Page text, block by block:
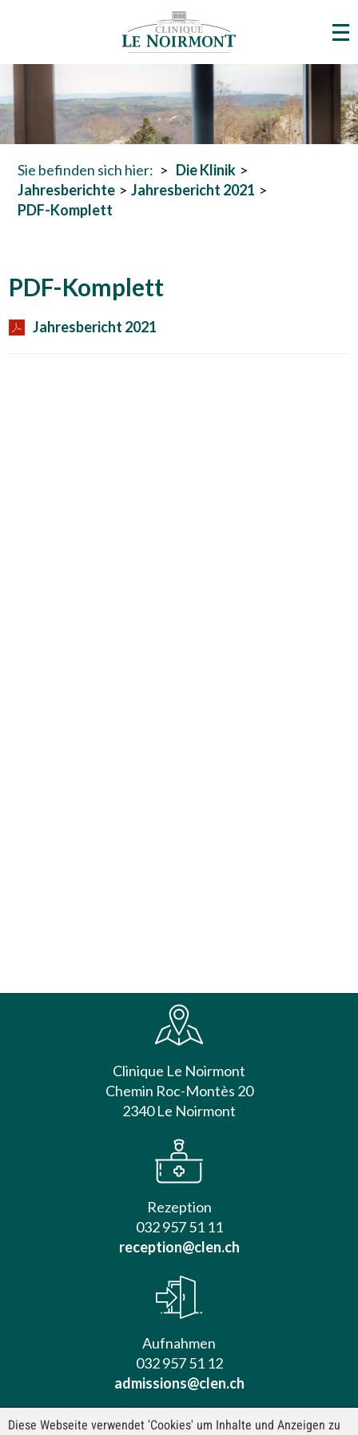
Sie befinden sich hier:
Die Klinik
Jahresberichte
Jahresbericht 2021
PDF-Komplett
PDF-Komplett
Jahresbericht 2021
Clinique Le Noirmont
Chemin Roc-Montès 20
2340 Le Noirmont
Rezeption
032 957 51 11
reception@clen.ch
Aufnahmen
032 957 51 12
admissions@clen.ch
Diese Webseite verwendet 'Cookies' um Inhalte und Anzeigen zu